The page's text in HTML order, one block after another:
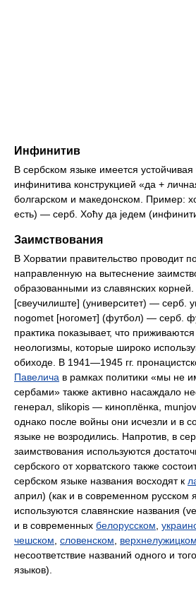
Инфинитив
В сербском языке имеется
инфинитива конструкцией «да +
болгарском и македонском. Пример:
есть) — серб. Хоћу да једем
Заимствования
В Хорватии правительство проводит
направленную на вытеснение
образованными из славянских
[свеучилиште] (университет) — серб.
nogomet [ногомет] (футбол) — серб.
практика показывает, что
неологизмы, которые широко
обиходе. В 1941—1945 гг.
Павелича в рамках политики «мы не
сербами» также активно насаждало
генерал, slikopis — киноплёнка,
однако после войны они исчезли и в
языке не возродились. Напротив, в
заимствования используются
сербского от хорватского также
сербском языке названия восходят к
април) (как и в современном русском
используются славянские названия
и в современных белорусском
чешском словенском верхнелужицком
несоответствие названий одного и
языков).